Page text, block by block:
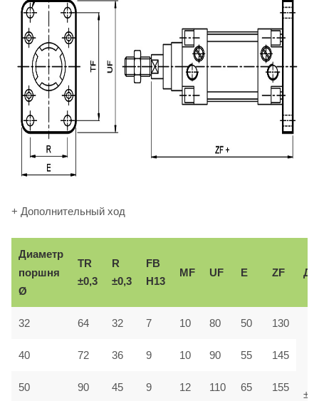
+ Дополнительный ход
Диаметр
поршня
Ø
TR
±0,3
R
±0,3
FB
H13
MF UF E ZF
32 64 32 7 10 80 50 130
40 72 36 9 10 90 55 145
50 90 45 9 12 110 65 155